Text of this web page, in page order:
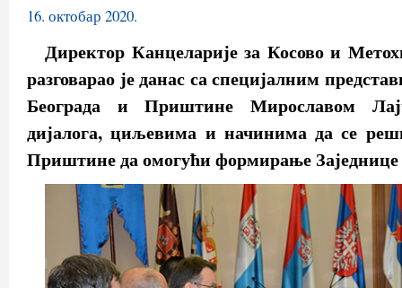
16. октобар 2020.
Директор Канцеларије за Косово и
разговарао је данас са специјалним
Београда и Приштине Мирославом
дијалога, циљевима и начинима да се
Приштине да омогући формирање